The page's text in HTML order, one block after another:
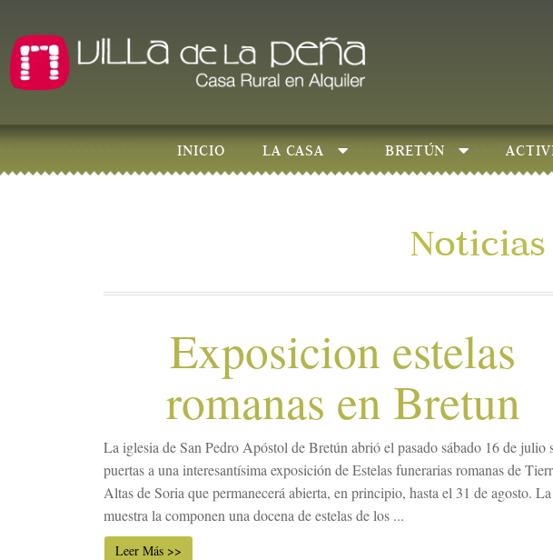
INICIO LA CASA BRETÚN
Noticias
Exposicion estelas
romanas en Bretun
La iglesia de San Pedro Apóstol de Bretún abrió el pasado sábado 16 de julio
puertas a una interesantísima exposición de Estelas funerarias romanas de
Altas de Soria que permanecerá abierta, en principio, hasta el 31 de agosto. La
muestra la componen una docena de estelas de los ...
Leer Más >>